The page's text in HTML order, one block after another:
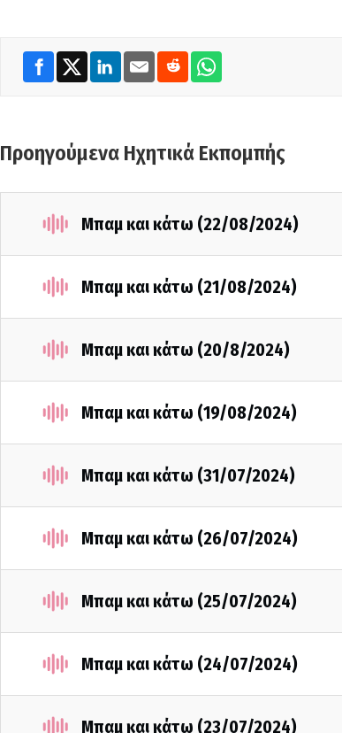
Προηγούμενα Ηχητικά Εκπομπής
Μπαμ και κάτω (22/08/2024)
Μπαμ και κάτω (21/08/2024)
Μπαμ και κάτω (20/8/2024)
Μπαμ και κάτω (19/08/2024)
Μπαμ και κάτω (31/07/2024)
Μπαμ και κάτω (26/07/2024)
Μπαμ και κάτω (25/07/2024)
Μπαμ και κάτω (24/07/2024)
Μπαμ και κάτω (23/07/2024)